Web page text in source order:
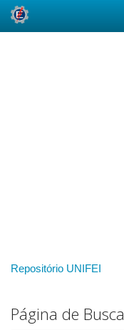
Repositório UNIFEI
Página de Busca